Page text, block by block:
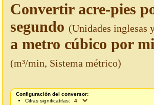
Convertir acre-pies
segundo (Unidades inglesas
a metro cúbico por
(m³/min, Sistema métrico)
Configuración del conversor:
Cifras significatifas: